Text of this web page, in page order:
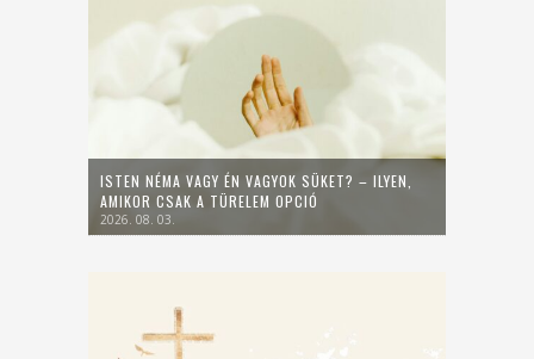
ISTEN NÉMA VAGY ÉN VAGYOK SÜKET? – ILYEN,
AMIKOR CSAK A TÜRELEM OPCIÓ
2026. 08. 03.